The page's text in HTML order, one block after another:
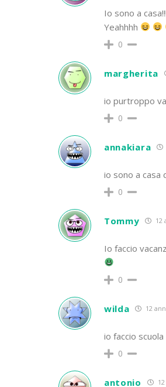
Io sono a
Yeahhhh
0
margherita
io purtroppo
0
annakiara
io sono a casa
0
Tommy 12
Io faccio
0
wilda 12
io faccio
0
antonio